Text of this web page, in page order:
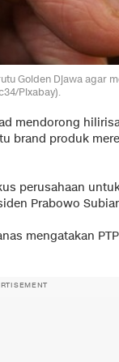
Golden Djawa agar
Pixabay).
mendorong
brand produk
perusahaan
Prabowo
mengatakan